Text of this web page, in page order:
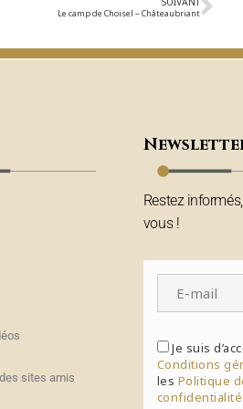
Le camp de Choisel – Châteaubriant
sites amis
Restez
vous !
Je suis
Conditions
les Politique
confidentialité